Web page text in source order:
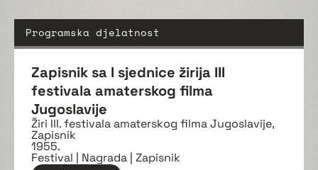
Programska djelatnost
Zapisnik sa I sjednice žirija III
festivala amaterskog filma
Jugoslavije
Žiri III. festivala amaterskog filma Jugoslavije,
Zapisnik
1955.
Festival | Nagrada | Zapisnik